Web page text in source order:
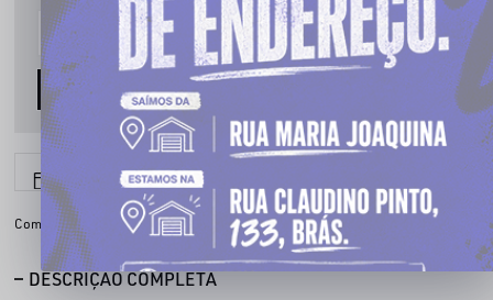
Parcele em até
Compartilhe:
DESCRIÇÃO COMPLETA